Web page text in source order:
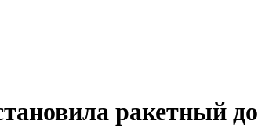
ракетный